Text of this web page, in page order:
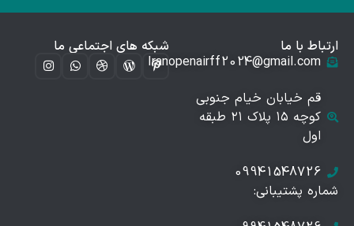
ارتباط با ما
Iranopenairff2024@gmail.com
قم خیابان خیام جنوبی
کوچه ۱۵ پلاک ۲۱ طبقه
اول
09941548726
شماره پشتیبانی:
شبکه های اجتماعی ما